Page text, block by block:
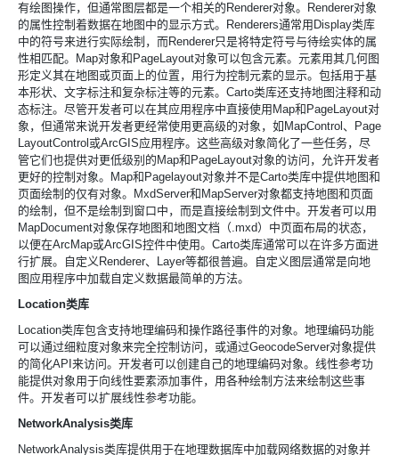
有绘图操作，但通常图层都是一个相关的 Renderer对象。
Renderer对象
的属性控制着数据在地图中的显示方式。
Renderers通常用 Display类库
中的符号来进行实际绘制，而Renderer只是将特定符号与待绘实体的属
性相匹配。
Map对象和 PageLayout对象可以包含元素。元素用其几何图
形定义其在地图或页面上的位置，用行为控制元素的显示。包括用于基
本形状、文字标注和复杂标注等的元素。 Carto类库还支持地图注释和动
态标注。尽管开发者可以在其应用程序中直接使用 Map和 PageLayout对
象，但通常来说开发者更经常使用更高级的对象，如 MapControl、
Page
LayoutControl或ArcGIS应用程序。这些高级对象简化了一些任务，尽
管它们也提供对更低级别的 Map和 PageLayout对象的访问，允许开发者
更好的控制对象。
Map和 Pagelayout对象并不是Carto类库中提供地图和
页面绘制的仅有对象。
MxdServer和 MapServer对象都支持地图和页面
的绘制，但不是绘制到窗口中，而是直接绘制到文件中。开发者可以用
MapDocument对象保存地图和地图文档（.mxd）中页面布局的状态，
以便在ArcMap或ArcGIS控件中使用。 Carto类库通常可以在许多方面进
行扩展。自定义 Renderer、
Layer等都很普遍。自定义图层通常是向地
图应用程序中加载自定义数据最简单的方法。
Location类库
Location类库包含支持地理编码和操作路径事件的对象。地理编码功能
可以通过细粒度对象来完全控制访问，或通过GeocodeServer对象提供
的简化API来访问。开发者可以创建自己的地理编码对象。线性参考功
能提供对象用于向线性要素添加事件，用各种绘制方法来绘制这些事
件。开发者可以扩展线性参考功能。
NetworkAnalysis类库
NetworkAnalysis类库提供用于在地理数据库中加载网络数据的对象并